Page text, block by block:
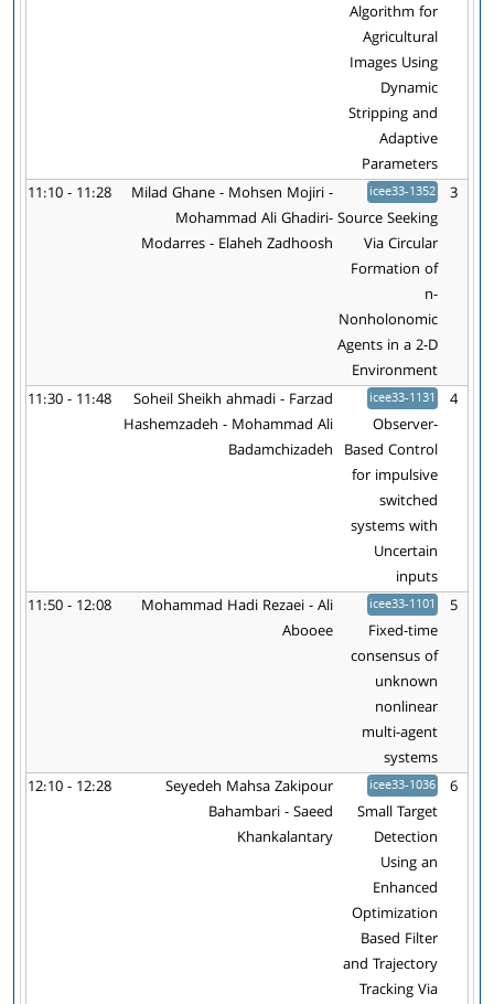
Algorithm for
Agricultural
Images Using
Dynamic
Stripping and
Adaptive
Parameters
3
icee33-1352
Source Seeking
Via Circular
Formation of
n-
Nonholonomic
Agents in a 2-D
Environment
Milad Ghane - Mohsen Mojiri -
Mohammad Ali Ghadiri-
Modarres - Elaheh Zadhoosh
11:10 - 11:28
4
icee33-1131
Observer-
Based Control
for impulsive
switched
systems with
Uncertain
inputs
Soheil Sheikh ahmadi - Farzad
Hashemzadeh - Mohammad Ali
Badamchizadeh
11:30 - 11:48
5
icee33-1101
Fixed-time
consensus of
unknown
nonlinear
multi-agent
systems
Mohammad Hadi Rezaei - Ali
Abooee
11:50 - 12:08
6
icee33-1036
Small Target
Detection
Using an
Enhanced
Optimization
Based Filter
and Trajectory
Tracking Via
Seyedeh Mahsa Zakipour
Bahambari - Saeed
Khankalantary
12:10 - 12:28